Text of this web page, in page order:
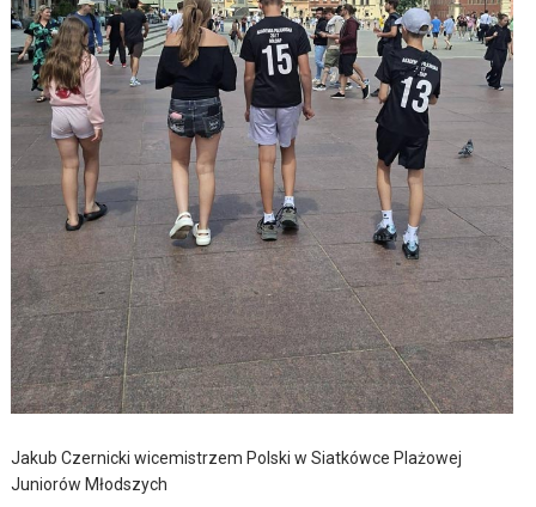
Jakub Czernicki wicemistrzem Polski w Siatkówce Plażowej
Juniorów Młodszych